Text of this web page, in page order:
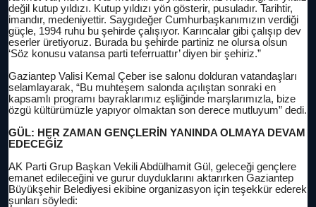
değil kutup yıldızı. Kutup yıldızı yön gösterir, pusuladır. Tarihtir,
imandır, medeniyettir. Saygıdeğer Cumhurbaşkanımızın verdiği
güçle, 1994 ruhu bu şehirde çalışıyor. Karıncalar gibi çalışıp dev
eserler üretiyoruz. Burada bu şehirde partiniz ne olursa olsun
‘Söz konusu vatansa parti teferruattır’ diyen bir şehiriz.”
Gaziantep Valisi Kemal Çeber ise salonu dolduran vatandaşları
selamlayarak, “Bu muhteşem salonda açılıştan sonraki en
kapsamlı programı bayraklarımız eşliğinde marşlarımızla, bize
özgü kültürümüzle yapıyor olmaktan son derece mutluyum” dedi.
GÜL: HER ZAMAN GENÇLERİN YANINDA OLMAYA DEVAM
EDECEĞİZ
AK Parti Grup Başkan Vekili Abdülhamit Gül, geleceği gençlere
emanet edileceğini ve gurur duyduklarını aktarırken Gaziantep
Büyükşehir Belediyesi ekibine organizasyon için teşekkür ederek
şunları söyledi: